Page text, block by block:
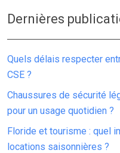
Dernières
Quels délais respecter
CSE ?
Chaussures de sécurité
pour un usage quotidien ?
Floride et tourisme : quel
locations saisonnières ?